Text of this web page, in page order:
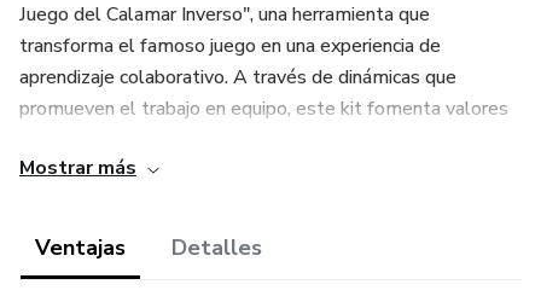
Juego del Calamar Inverso", una herramienta que
transforma el famoso juego en una experiencia de
aprendizaje colaborativo. A través de dinámicas que
promueven el trabajo en equipo, este kit fomenta valores
solidaridad, mientras integra conocimientos clave de
expresión oral, dibujo, manualidades, química y física.
Mostrar más
Ventajas Detalles